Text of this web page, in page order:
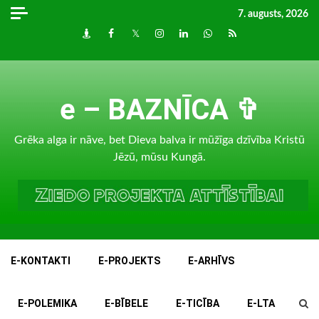
Skip
7. augusts, 2026
DraugiemFacebook
TwitterInstagram
LinkedInwhatsapp
RSS
e – BAZNĪCA ✞
Grēka alga ir nāve, bet Dieva balva ir mūžīga dzīvība Kristū
Jēzū, mūsu Kungā.
E-KONTAKTI E-PROJEKTS E-ARHĪVS
E-POLEMIKA E-BĪBELE E-TICĪBA E-LTA